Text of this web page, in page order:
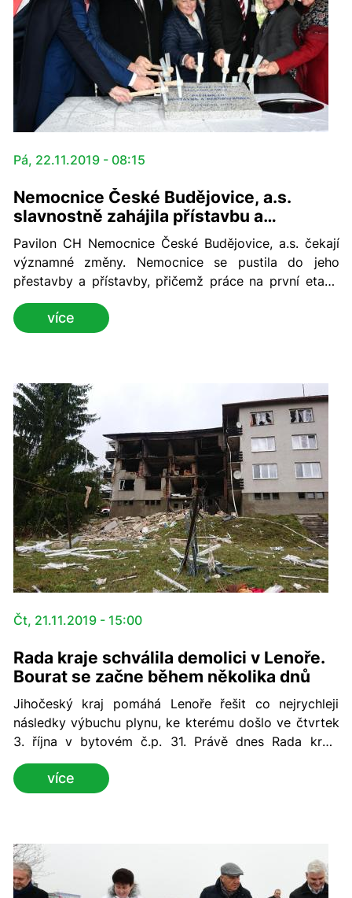
Pá, 22.11.2019 - 08:15
Nemocnice České Budějovice, a.s.
slavnostně zahájila přístavbu a
přestavbu pavilonu CH
Pavilon CH Nemocnice České Budějovice, a.s. čekají
významné změny. Nemocnice se pustila do jeho
přestavby a přístavby, přičemž práce na první etapě
by měly být dokončeny zhruba za 900 dní. Slavnostní
zahájení prací se uskutečnilo ve čtvrtek 21. listopadu.
více
Čt, 21.11.2019 - 15:00
Rada kraje schválila demolici v Lenoře.
Bourat se začne během několika dnů
Jihočeský kraj pomáhá Lenoře řešit co nejrychleji
následky výbuchu plynu, ke kterému došlo ve čtvrtek
3. října v bytovém č.p. 31. Právě dnes Rada kraje
schválila příkazní smlouvu k zajištění provedení
demolice krajem a výsledek výběrového řízení na
provedení demolice.
více